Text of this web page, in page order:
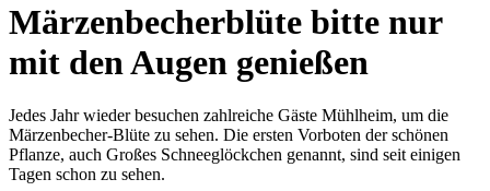
Märzenbecherblüte bitte nur
mit den Augen genießen
Jedes Jahr wieder besuchen zahlreiche Gäste Mühlheim, um die
Märzenbecher-Blüte zu sehen. Die ersten Vorboten der schönen
Pflanze, auch Großes Schneeglöckchen genannt, sind seit einigen
Tagen schon zu sehen.